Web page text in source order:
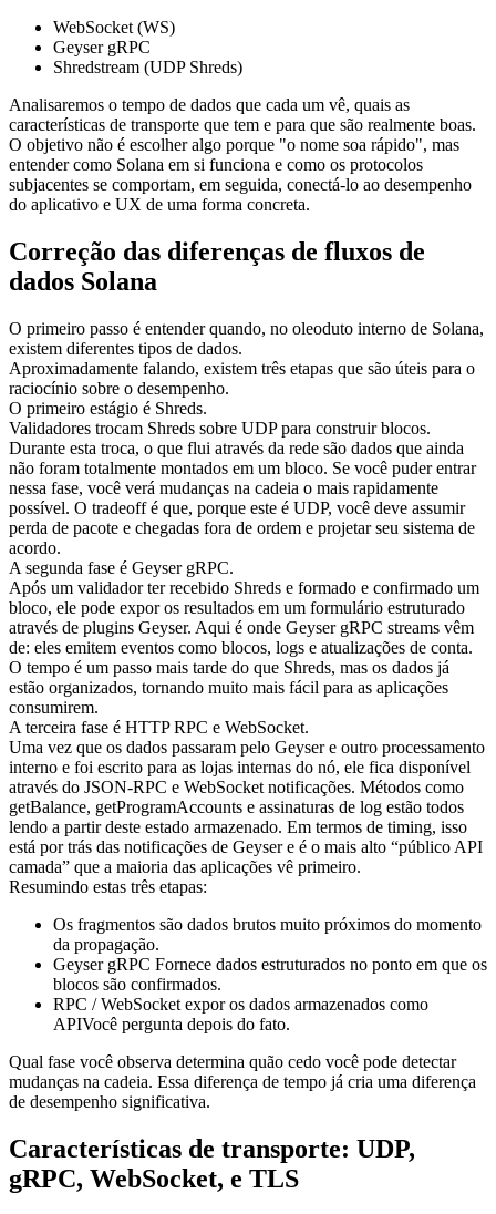
WebSocket (WS)
Geyser gRPC
Shredstream (UDP Shreds)
Analisaremos o tempo de dados que cada um vê, quais as
características de transporte que tem e para que são realmente boas.
O objetivo não é escolher algo porque "o nome soa rápido", mas
entender como Solana em si funciona e como os protocolos
subjacentes se comportam, em seguida, conectá-lo ao desempenho
do aplicativo e UX de uma forma concreta.
Correção das diferenças de fluxos de
dados Solana
O primeiro passo é entender quando, no oleoduto interno de Solana,
existem diferentes tipos de dados.
Aproximadamente falando, existem três etapas que são úteis para o
raciocínio sobre o desempenho.
O primeiro estágio é Shreds.
Validadores trocam Shreds sobre UDP para construir blocos.
Durante esta troca, o que flui através da rede são dados que ainda
não foram totalmente montados em um bloco. Se você puder entrar
nessa fase, você verá mudanças na cadeia o mais rapidamente
possível. O tradeoff é que, porque este é UDP, você deve assumir
perda de pacote e chegadas fora de ordem e projetar seu sistema de
acordo.
A segunda fase é Geyser gRPC.
Após um validador ter recebido Shreds e formado e confirmado um
bloco, ele pode expor os resultados em um formulário estruturado
através de plugins Geyser. Aqui é onde Geyser gRPC streams vêm
de: eles emitem eventos como blocos, logs e atualizações de conta.
O tempo é um passo mais tarde do que Shreds, mas os dados já
estão organizados, tornando muito mais fácil para as aplicações
consumirem.
A terceira fase é HTTP RPC e WebSocket.
Uma vez que os dados passaram pelo Geyser e outro processamento
interno e foi escrito para as lojas internas do nó, ele fica disponível
através do JSON-RPC e WebSocket notificações. Métodos como
getBalance, getProgramAccounts e assinaturas de log estão todos
lendo a partir deste estado armazenado. Em termos de timing, isso
está por trás das notificações de Geyser e é o mais alto “público API
camada” que a maioria das aplicações vê primeiro.
Resumindo estas três etapas:
Os fragmentos são dados brutos muito próximos do momento
da propagação.
Geyser gRPC Fornece dados estruturados no ponto em que os
blocos são confirmados.
RPC / WebSocket expor os dados armazenados como
APIVocê pergunta depois do fato.
Qual fase você observa determina quão cedo você pode detectar
mudanças na cadeia. Essa diferença de tempo já cria uma diferença
de desempenho significativa.
Características de transporte: UDP,
gRPC, WebSocket, e TLS